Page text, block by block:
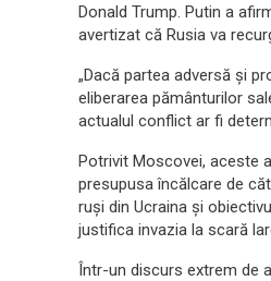
Donald Trump. Putin a
avertizat că Rusia va
„Dacă partea adversă și
eliberarea pământurilor
actualul conflict ar fi
Potrivit Moscovei, aceste
presupusa încălcare de
ruși din Ucraina și
justifica invazia la scară
Într-un discurs extrem de